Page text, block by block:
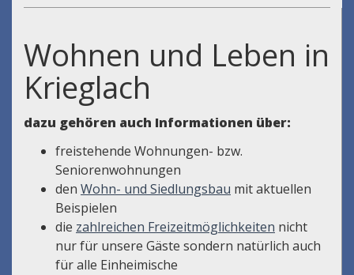
Wohnen und Leben in
Krieglach
dazu gehören auch Informationen über:
freistehende Wohnungen- bzw.
Seniorenwohnungen
den Wohn- und Siedlungsbau mit aktuellen
Beispielen
die zahlreichen Freizeitmöglichkeiten nicht
nur für unsere Gäste sondern natürlich auch
für alle Einheimische